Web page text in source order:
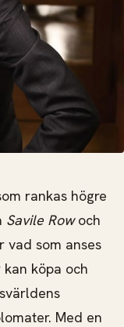
rankas högre
Savile Rowoch
vad som anses
köpa och
Med en